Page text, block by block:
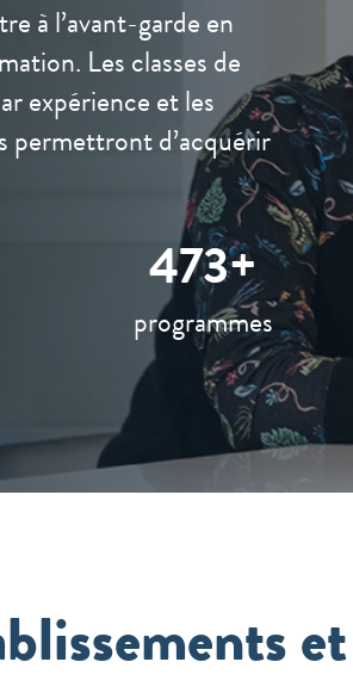
à l’avant-garde en
Les classes de
expérience et les
permettront d’acquérir
496+
programmes